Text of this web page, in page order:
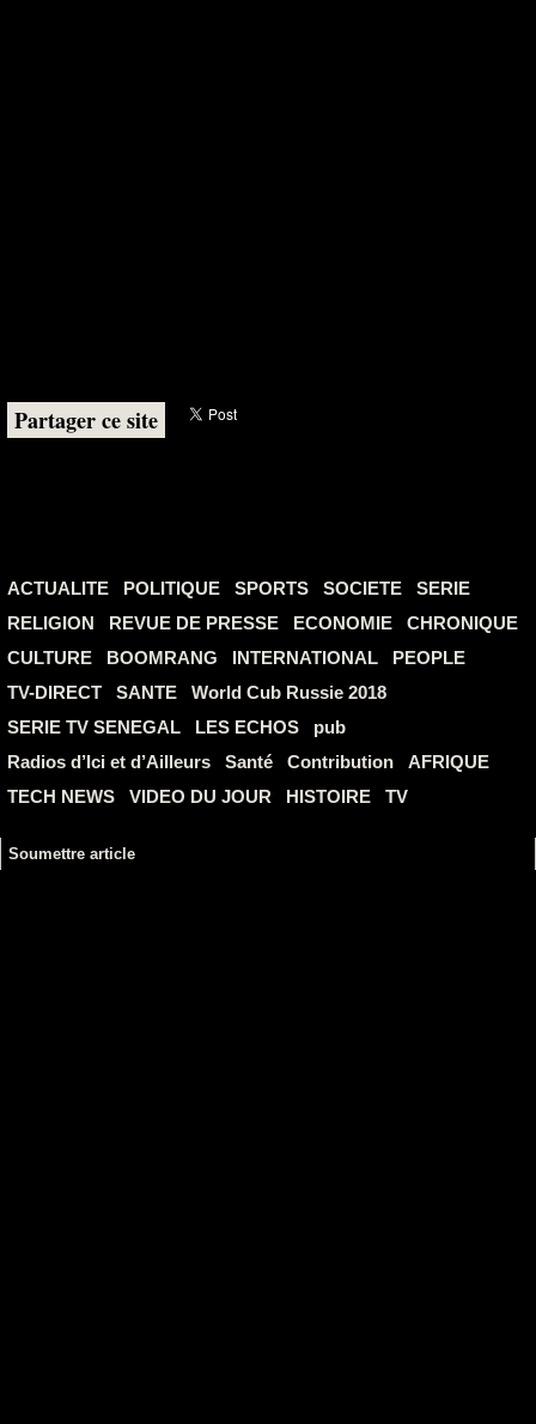
Partager ce site
ACTUALITE POLITIQUE SPORTS SOCIETE
SERIE
RELIGION
REVUE DE PRESSE ECONOMIE
CHRONIQUE
CULTURE
BOOMRANG INTERNATIONAL
PEOPLE
TV-DIRECT
SANTE
World Cub Russie 2018
SERIE TV SENEGAL
LES ECHOS
pub
Radios d’Ici et d’Ailleurs
Santé Contribution
AFRIQUE
TECH NEWS
VIDEO DU JOUR HISTOIRE TV
Soumettre article